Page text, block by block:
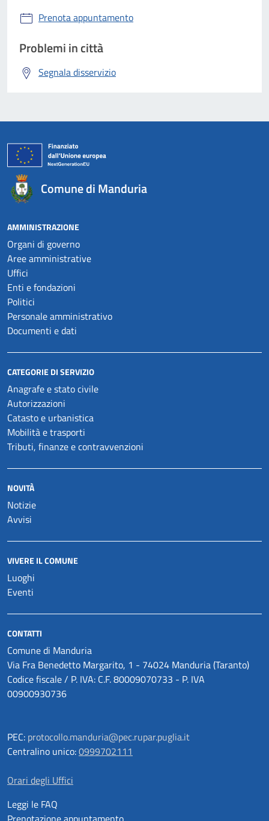
Prenota appuntamento
Problemi in città
Segnala disservizio
Comune di Manduria
AMMINISTRAZIONE
Organi di governo
Aree amministrative
Uffici
Enti e fondazioni
Politici
Personale amministrativo
Documenti e dati
CATEGORIE DI SERVIZIO
Anagrafe e stato civile
Autorizzazioni
Catasto e urbanistica
Mobilità e trasporti
Tributi, finanze e contravvenzioni
NOVITÀ
Notizie
Avvisi
VIVERE IL COMUNE
Luoghi
Eventi
CONTATTI
Comune di Manduria
Via Fra Benedetto Margarito, 1 - 74024 Manduria (Taranto)
Codice fiscale / P. IVA: C.F. 80009070733 - P. IVA
00900930736
PEC: protocollo.manduria@pec.rupar.puglia.it
Centralino unico:0999702111
Orari degli Uffici
Leggi le FAQ